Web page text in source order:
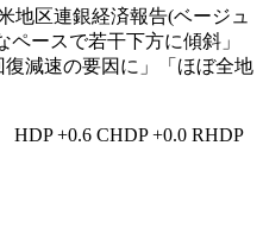
米地区連銀経済報告(ベージュ
ースで若干下方に傾斜」
復減速の要因に」「ほぼ全地
+0.6 CHDP +0.0 RHDP